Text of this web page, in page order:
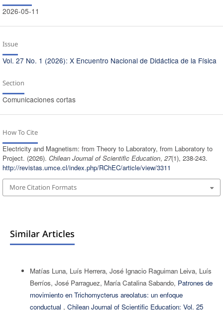
2026-05-11
Issue
Vol. 27 No. 1 (2026): X Encuentro Nacional de Didáctica de la Física
Section
Comunicaciones cortas
How To Cite
Electricity and Magnetism: from Theory to Laboratory, from Laboratory to
Project. (2026). Chilean Journal of Scientific Education, 27(1), 238-243.
http://revistas.umce.cl/index.php/RChEC/article/view/3311
More Citation Formats
Similar Articles
Matías Luna, Luís Herrera, José Ignacio Raguiman Leiva, Luís
Berríos, José Parraguez, María Catalina Sabando, Patrones de
movimiento en Trichomycterus areolatus: un enfoque
conductual , Chilean Journal of Scientific Education: Vol. 25